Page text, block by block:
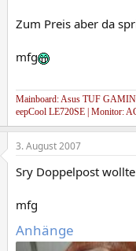
Zum Preis aber da
mfg
Mainboard: Asus TUF
eepCool LE720SE | Monitor:
3. August 2007
Sry Doppelpost
mfg
Anhänge